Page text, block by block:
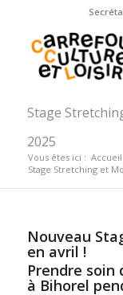
Stage
2025
Vous êtes ici : Accueil
Stage Stretching et
Nouveau
en avril !
Prendre soin
à Bihorel